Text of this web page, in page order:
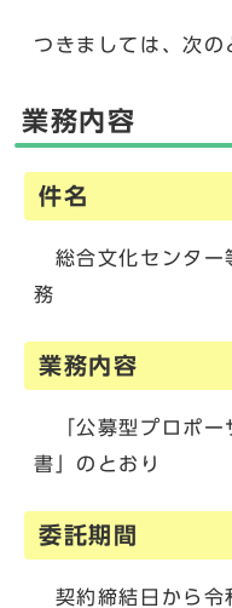
つきましては、次の
業務内容
件名
総合文化センター
務
業務内容
「公募型プロポー
書」のとおり
委託期間
契約締結日から令